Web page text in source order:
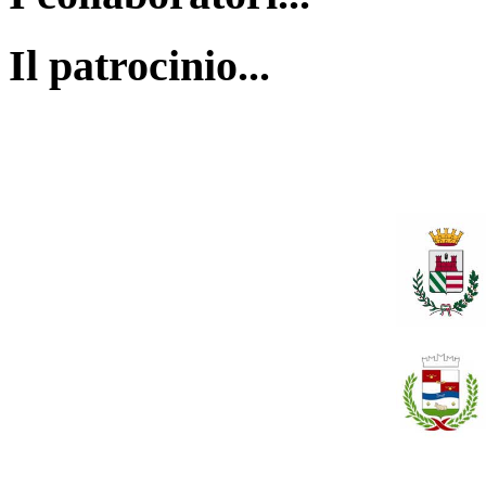
Il patrocinio...